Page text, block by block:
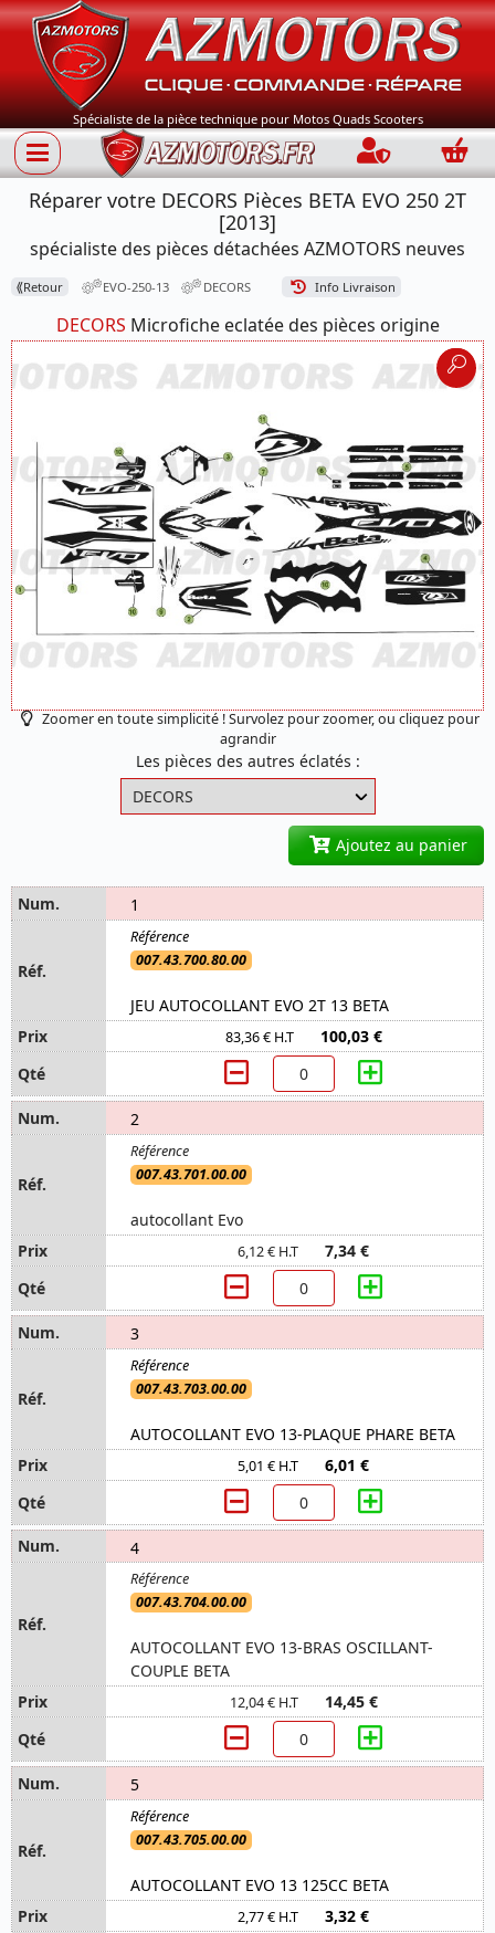
Spécialiste de la pièce technique pour Motos Quads Scooters
Connection
Réparer votre DECORS Pièces BETA EVO 250 2T
[2013]
spécialiste des pièces détachées AZMOTORS neuves
⟪Retour EVO-250-13 DECORS Info Livraison
DECORS Microfiche eclatée des pièces origine
Zoomer en toute simplicité ! Survolez pour zoomer, ou cliquez pour
agrandir
Les pièces des autres éclatés :
Ajoutez au panier
1
007.43.700.80.00
JEU AUTOCOLLANT EVO 2T 13 BETA
83,36 € H.T 100,03 €
2
007.43.701.00.00
autocollant Evo
6,12 € H.T 7,34 €
3
007.43.703.00.00
AUTOCOLLANT EVO 13-PLAQUE PHARE BETA
5,01 € H.T 6,01 €
4
007.43.704.00.00
AUTOCOLLANT EVO 13-BRAS OSCILLANT-
COUPLE BETA
12,04 € H.T 14,45 €
5
007.43.705.00.00
AUTOCOLLANT EVO 13 125CC BETA
2,77 € H.T 3,32 €